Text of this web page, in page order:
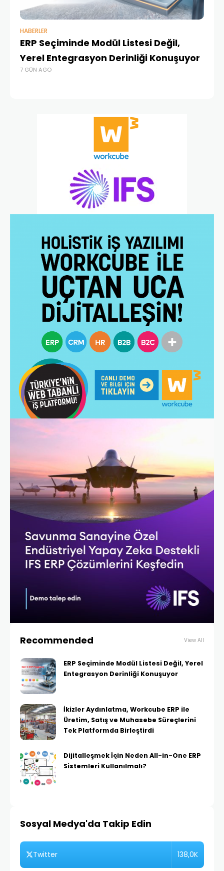
HABERLER
ERP Seçiminde Modül Listesi Değil,
Yerel Entegrasyon Derinliği Konuşuyor
7 GÜN AGO
Recommended View All
ERP Seçiminde Modül Listesi Değil, Yerel
Entegrasyon Derinliği Konuşuyor
İkizler Aydınlatma, Workcube ERP ile
Üretim, Satış ve Muhasebe Süreçlerini
Tek Platformda Birleştirdi
Dijitalleşmek İçin Neden All-in-One ERP
Sistemleri Kullanılmalı?
Sosyal Medya'da Takip Edin
Twitter 138,0K